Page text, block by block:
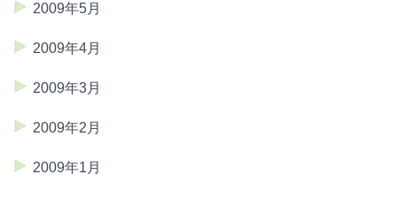
2009年5月
2009年4月
2009年3月
2009年2月
2009年1月